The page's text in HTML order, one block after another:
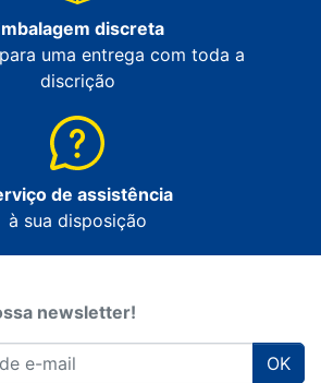
discreta
uma entrega com toda a
discrição
de assistência
à sua disposição
newsletter!
OK